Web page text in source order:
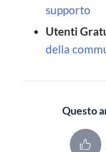
supporto
Utenti
della
Questo